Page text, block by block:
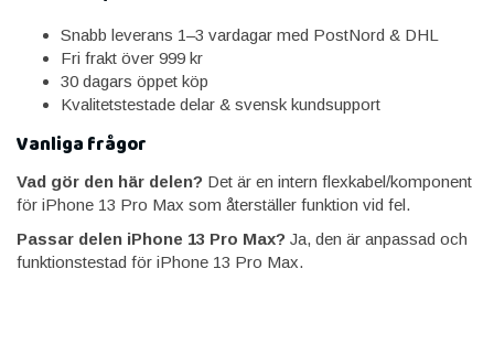
Snabb leverans 1–3 vardagar med PostNord & DHL
Fri frakt över 999 kr
30 dagars öppet köp
Kvalitetstestade delar & svensk kundsupport
Vanliga frågor
Vad gör den här delen? Det är en intern flexkabel/komponent
för iPhone 13 Pro Max som återställer funktion vid fel.
Passar delen iPhone 13 Pro Max? Ja, den är anpassad och
funktionstestad för iPhone 13 Pro Max.